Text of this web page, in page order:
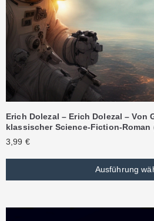
Erich Dolezal – Erich Dolezal – Von
klassischer Science-Fiction-Roman
3,99 €
Ausführung